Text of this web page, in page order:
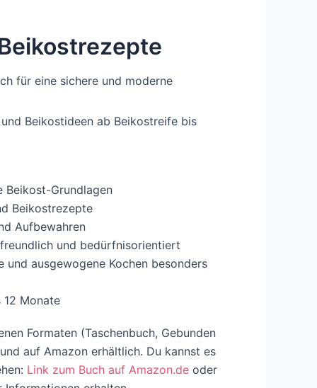
für eine sichere und moderne
Beikostideen ab Beikostreife bis
Beikost-Grundlagen
Beikostrezepte
Aufbewahren
und bedürfnisorientiert
und ausgewogene Kochen besonders
Monate
Formaten (Taschenbuch, Gebunden
auf Amazon erhältlich. Du kannst es
Link zum Buch auf Amazon.de oder